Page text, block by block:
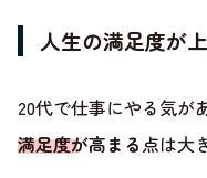
人生の満足度が
20代で仕事にやる気が
満足度が高まる点は大